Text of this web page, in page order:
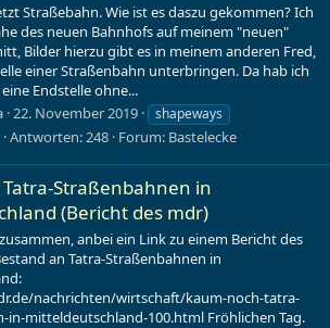
Straßebahn. Wie ist es daszu gekommen? Ich
des neuen Bahnhofs auf meinem "neuen"
Bilder hierzu gibt es in meinem anderen Fred,
einer Straßenbahn unterbringen. Da hab ich
Endstelle ohne...
22. November 2019
shapeways
Antworten: 248 Forum: Bastelecke
Straßenbahnen in
(Bericht des mdr)
anbei ein Link zu einem Bericht des
an Tatra-Straßenbahnen in
nachrichten/wirtschaft/kaum-noch-tatra-
in-mitteldeutschland-100.html Fröhlichen Tag.